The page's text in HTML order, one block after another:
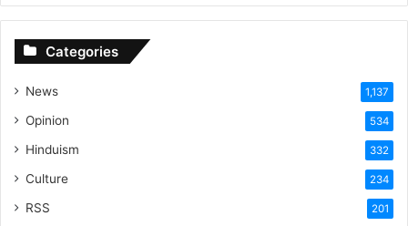
Categories
News 1,137
Opinion 534
Hinduism 332
Culture 234
RSS 201